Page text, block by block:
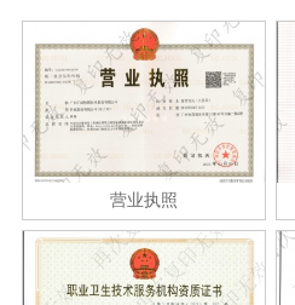
营业执照